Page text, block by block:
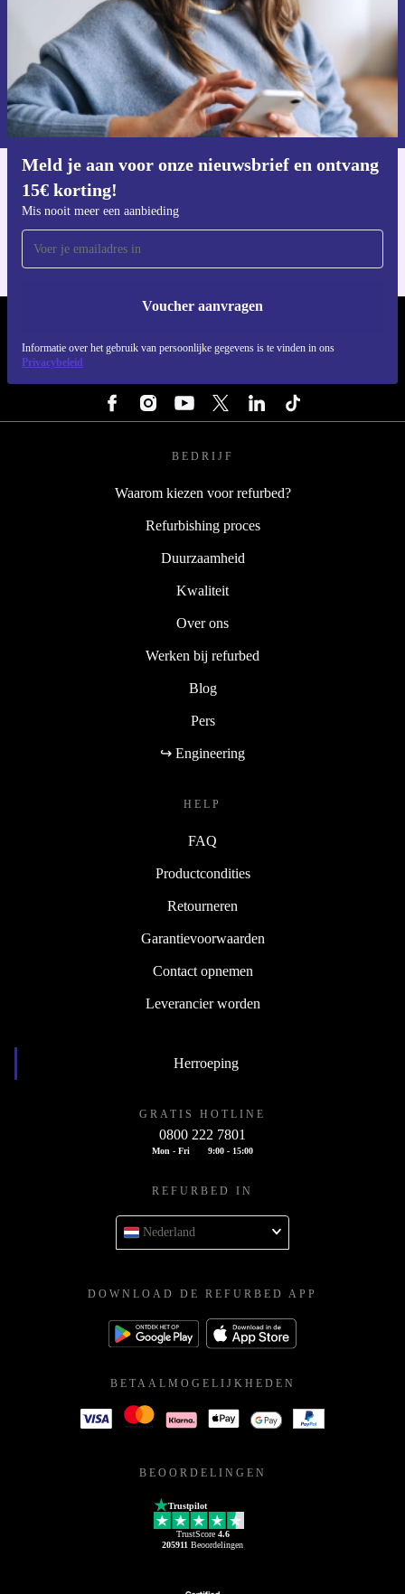
Meld je aan voor onze nieuwsbrief en ontvang
15€ korting!
Mis nooit meer een aanbieding
Voucher aanvragen
Informatie over het gebruik van persoonlijke gegevens is te vinden in ons
Privacybeleid
Voucher aanvragen
Informatie over het gebruik van persoonsgegevens vind je in ons
privacybeleid.
Voor iOS en Android
BEDRIJF
Waarom kiezen voor refurbed?
Refurbishing proces
Duurzaamheid
Kwaliteit
Over ons
Werken bij refurbed
Blog
Pers
↪ Engineering
HELP
FAQ
Productcondities
Retourneren
Garantievoorwaarden
Contact opnemen
Leverancier worden
Herroeping
GRATIS HOTLINE
0800 222 7801
Mon - Fri 9:00 - 15:00
REFURBED IN
Nederland
DOWNLOAD DE REFURBED APP
BETAALMOGELIJKHEDEN
BEOORDELINGEN
Trustpilot
TrustScore 4.6
205911 Beoordelingen